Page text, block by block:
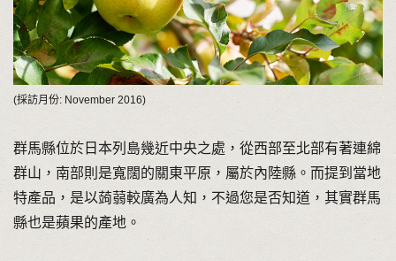
(採訪月份: November 2016)
群馬縣位於日本列島幾近中央之處，從西部至北部有著連綿
群山，南部則是寬闊的關東平原，屬於內陸縣。而提到當地
特產品，是以蒟蒻較廣為人知，不過您是否知道，其實群馬
縣也是蘋果的產地。